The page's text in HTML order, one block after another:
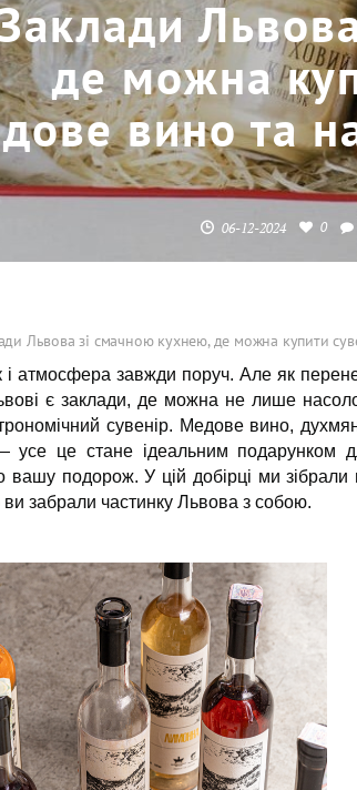
де можна
вино та
06-12-2024 0
Львова зі смачною кухнею, де можна купити
атмосфера завжди поруч. Але як
є заклади, де можна не лише
сувенір. Медове вино,
усе це стане ідеальним подарунком
вашу подорож. У цій добірці ми зібрали
забрали частинку Львова з собою.